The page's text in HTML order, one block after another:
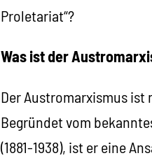
Proletariat“?
Was ist der
Der Austromarxismus ist
Begründet vom
(1881-1938), ist er eine